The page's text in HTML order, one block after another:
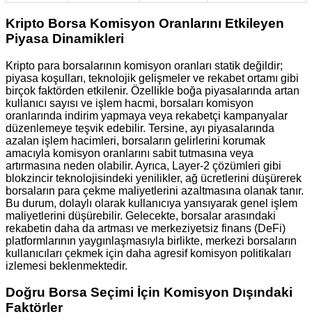
Kripto Borsa Komisyon Oranlarını Etkileyen
Piyasa Dinamikleri
Kripto para borsalarının komisyon oranları statik değildir;
piyasa koşulları, teknolojik gelişmeler ve rekabet ortamı gibi
birçok faktörden etkilenir. Özellikle boğa piyasalarında artan
kullanıcı sayısı ve işlem hacmi, borsaları komisyon
oranlarında indirim yapmaya veya rekabetçi kampanyalar
düzenlemeye teşvik edebilir. Tersine, ayı piyasalarında
azalan işlem hacimleri, borsaların gelirlerini korumak
amacıyla komisyon oranlarını sabit tutmasına veya
artırmasına neden olabilir. Ayrıca, Layer-2 çözümleri gibi
blokzincir teknolojisindeki yenilikler, ağ ücretlerini düşürerek
borsaların para çekme maliyetlerini azaltmasına olanak tanır.
Bu durum, dolaylı olarak kullanıcıya yansıyarak genel işlem
maliyetlerini düşürebilir. Gelecekte, borsalar arasındaki
rekabetin daha da artması ve merkeziyetsiz finans (DeFi)
platformlarının yaygınlaşmasıyla birlikte, merkezi borsaların
kullanıcıları çekmek için daha agresif komisyon politikaları
izlemesi beklenmektedir.
Doğru Borsa Seçimi İçin Komisyon Dışındaki
Faktörler